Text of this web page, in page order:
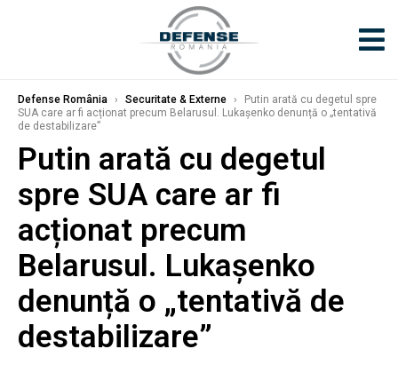
Defense România › Securitate & Externe ›
Putin arată cu degetul spre
SUA care ar fi acționat precum Belarusul. Lukașenko denunță o „tentativă
de destabilizare”
Putin arată cu degetul
spre SUA care ar fi
acționat precum
Belarusul. Lukașenko
denunță o „tentativă de
destabilizare”